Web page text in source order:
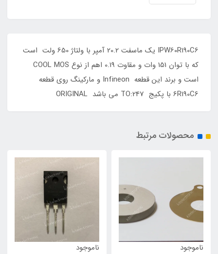
IPW60R190C6 یک ماسفت 20.2 آمپر با ولتاژ 650 ولت است
که با توان 151 وات و مقاوت 0.19 اهم از نوع COOL MOS
است و برند این قطعه Infineon و مارکینگ روی قطعه
6R190C6 با پکیج TO:247 می باشد ORIGINAL
محصولات مرتبط
ناموجود ناموجود